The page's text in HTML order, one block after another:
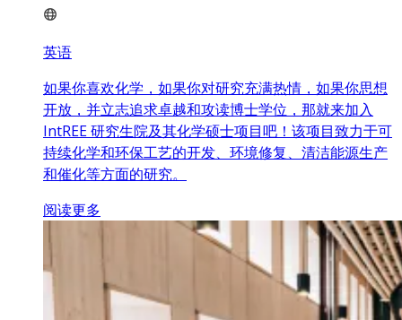
英语
如果你喜欢化学，如果你对研究充满热情，如果你思想
开放，并立志追求卓越和攻读博士学位，那就来加入
IntREE 研究生院及其化学硕士项目吧！该项目致力于可
持续化学和环保工艺的开发、环境修复、清洁能源生产
和催化等方面的研究。
阅读更多